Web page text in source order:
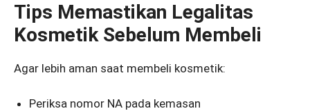
Tips Memastikan Legalitas
Kosmetik Sebelum Membeli
Agar lebih aman saat membeli kosmetik:
Periksa nomor NA pada kemasan